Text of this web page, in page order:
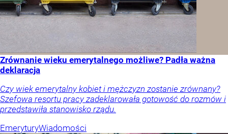
Zrównanie wieku emerytalnego możliwe? Padła ważna
deklaracja
Czy wiek emerytalny kobiet i mężczyzn zostanie zrównany?
Szefowa resortu pracy zadeklarowała gotowość do rozmów i
przedstawiła stanowisko rządu.
EmeryturyWiadomości